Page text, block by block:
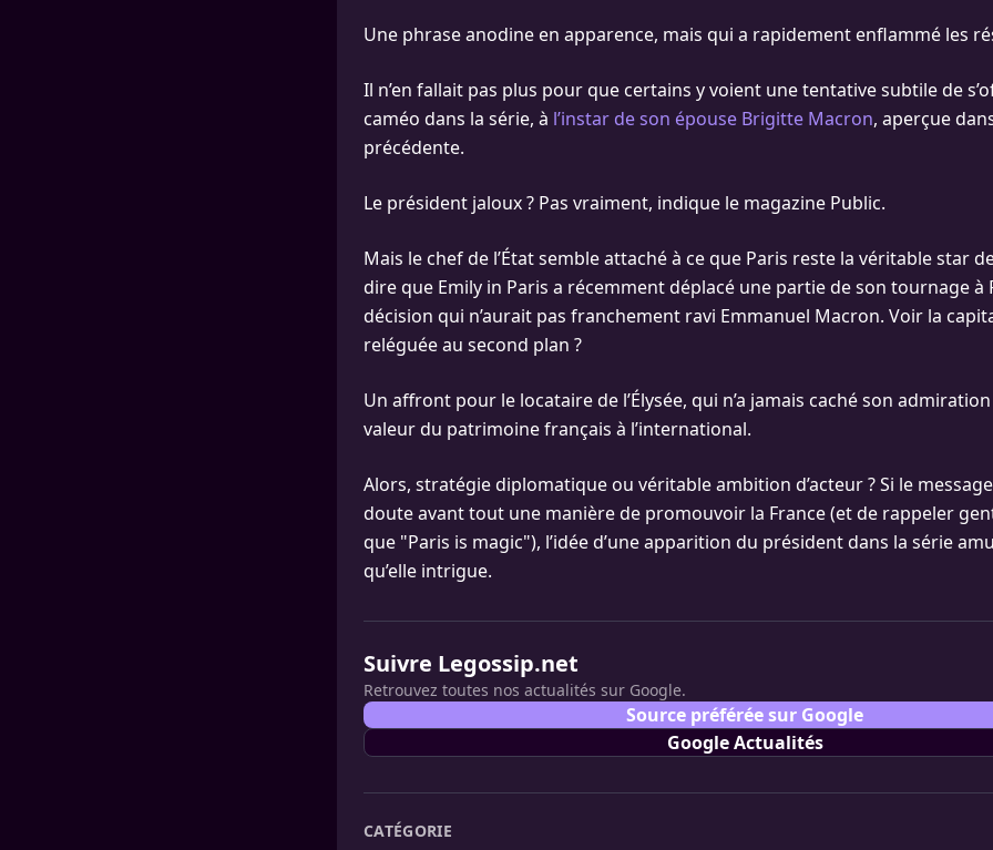
Une phrase anodine en apparence, mais qui a rapidement enflammé les
Il n’en fallait pas plus pour que certains y voient une tentative subtile de
caméo dans la série, à l’instar de son épouse Brigitte Macron, aperçue
précédente.
Le président jaloux ? Pas vraiment, indique le magazine Public.
Mais le chef de l’État semble attaché à ce que Paris reste la véritable star
dire que Emily in Paris a récemment déplacé une partie de son tournage à
décision qui n’aurait pas franchement ravi Emmanuel Macron. Voir la
reléguée au second plan ?
Un affront pour le locataire de l’Élysée, qui n’a jamais caché son
valeur du patrimoine français à l’international.
Alors, stratégie diplomatique ou véritable ambition d’acteur ? Si le
doute avant tout une manière de promouvoir la France (et de rappeler
que "Paris is magic"), l’idée d’une apparition du président dans la série
qu’elle intrigue.
Suivre Legossip.net
Retrouvez toutes nos actualités sur Google.
Source préférée sur Google
Google Actualités
CATÉGORIE